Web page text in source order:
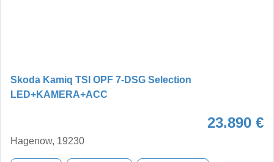
Skoda Kamiq TSI OPF 7-DSG Selection
LED+KAMERA+ACC
23.890 €
Hagenow, 19230